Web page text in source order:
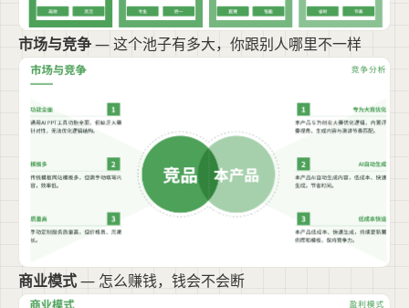
市场与竞争— 这个池子有多大，你跟别人哪里不一样
商业模式— 怎么赚钱，钱会不会断